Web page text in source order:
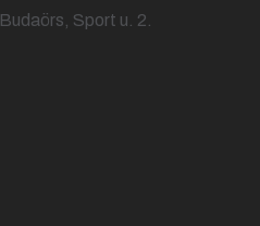
Sport u. 2.